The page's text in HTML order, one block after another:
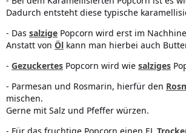
Dadurch entsteht diese typische
- Das salzige Popcorn wird erst im
Anstatt von Öl kann man hierbei auch
- Gezuckertes Popcorn wird wie salziges
- Parmesan und Rosmarin, hierfür den
mischen.
Gerne mit Salz und Pfeffer würzen.